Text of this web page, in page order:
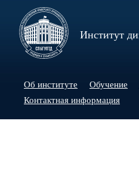
Институт
Об институте Обучение
Контактная информация